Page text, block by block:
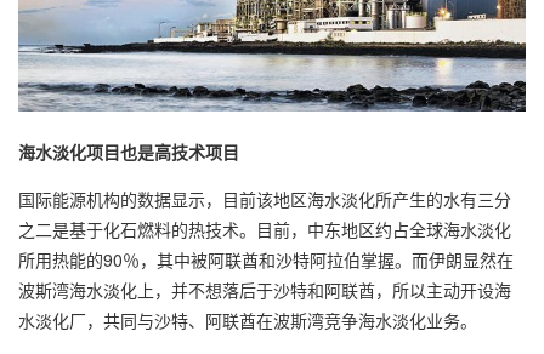
海水淡化项目也是高技术项目
国际能源机构的数据显示，目前该地区海水淡化所产生的水有三分
之二是基于化石燃料的热技术。目前，中东地区约占全球海水淡化
所用热能的90％，其中被阿联酋和沙特阿拉伯掌握。而伊朗显然在
波斯湾海水淡化上，并不想落后于沙特和阿联酋，所以主动开设海
水淡化厂，共同与沙特、阿联酋在波斯湾竞争海水淡化业务。